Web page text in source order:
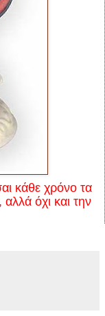
κάθε χρόνο τα
όχι και την